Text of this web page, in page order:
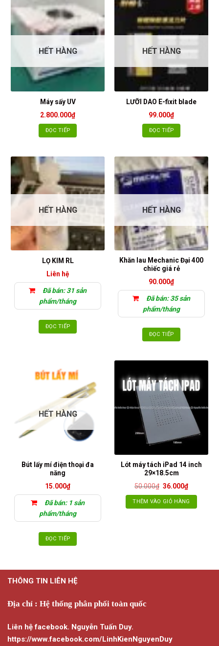
HẾT HÀNG
Máy sấy UV
2.800.000₫
ĐỌC TIẾP
HẾT HÀNG
LƯỠI DAO E-fixit blade
99.000₫
ĐỌC TIẾP
HẾT HÀNG
LỌ KIM RL
Liên hệ
Đã bán: 31 sản
phẩm/tháng
ĐỌC TIẾP
HẾT HÀNG
Khăn lau Mechanic Đại 400
chiếc giá rẻ
90.000₫
Đã bán: 35 sản
phẩm/tháng
ĐỌC TIẾP
HẾT HÀNG
Bút lấy mí điện thoại đa
năng
15.000₫
Đã bán: 1 sản
phẩm/tháng
ĐỌC TIẾP
Lót máy tách iPad 14 inch
29×18.5cm
50.000₫ Giá
là:
50.000₫.
36.000₫Giá
tại
là:
36.000₫.
THÊM VÀO GIỎ HÀNG
THÔNG TIN LIÊN HỆ
Địa chỉ : Hệ thống phân phối toàn quốc
Liên hệ facebook. Nguyễn Tuấn Duy.
https://www.facebook.com/LinhKienNguyenDuy